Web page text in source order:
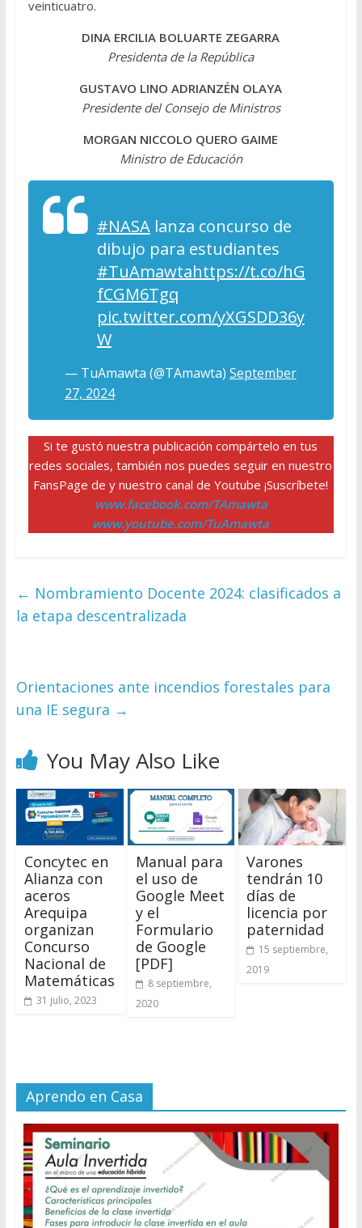
veinticuatro.
DINA ERCILIA BOLUARTE ZEGARRA
Presidenta de la República
GUSTAVO LINO ADRIANZÉN OLAYA
Presidente del Consejo de Ministros
MORGAN NICCOLO QUERO GAIME
Ministro de Educación
#NASAlanza concurso de
dibujo para estudiantes
#TuAmawtahttps://t.co/hG
fCGM6Tgq
pic.twitter.com/yXGSDD36y
W
— TuAmawta (@TAmawta) September
27, 2024
Si te gustó nuestra publicación compártelo en tus
redes sociales, también nos puedes seguir en nuestro
FansPage de y nuestro canal de Youtube ¡Suscríbete!
www.facebook.com/TAmawta
www.youtube.com/TuAmawta
← Nombramiento Docente 2024: clasificados a
la etapa descentralizada
Orientaciones ante incendios forestales para
una IE segura →
You May Also Like
Concytec en
Alianza con
aceros
Arequipa
organizan
Concurso
Nacional de
Matemáticas
31 julio, 2023
Manual para
el uso de
Google Meet
y el
Formulario
de Google
[PDF]
8 septiembre,
2020
Varones
tendrán 10
días de
licencia por
paternidad
15 septiembre,
2019
Aprendo en Casa